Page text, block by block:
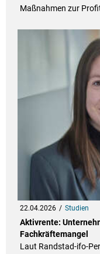
Maßnahmen zur
22.04.2026 Studien
Aktivrente:
Fachkräftemangel
Laut Randstad-ifo-